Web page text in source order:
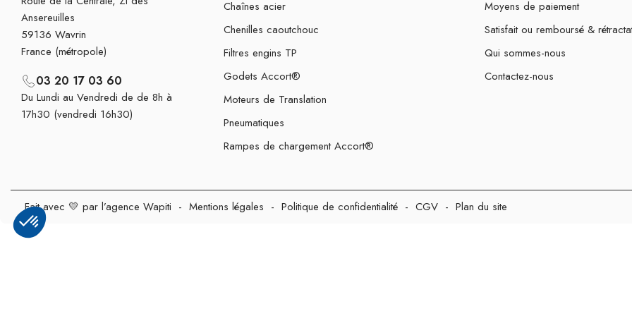
Ansereuilles
59136 Wavrin
France (métropole)
03 20 17 03 60
Du Lundi au Vendredi de de 8h à
17h30 (vendredi 16h30)
Chaînes acier
Chenilles caoutchouc
Filtres engins TP
Godets Accort®
Moteurs de Translation
Pneumatiques
Rampes de chargement Accort®
Moyens de paiement
Satisfait ou remboursé &
Qui sommes-nous
Contactez-nous
Fait avec 💛 par l’agence Wapiti - Mentions légales - Politique de confidentialité - CGV - Plan du site